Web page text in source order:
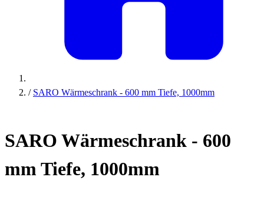
/ SARO Wärmeschrank - 600 mm Tiefe, 1000mm
SARO Wärmeschrank - 600
mm Tiefe, 1000mm